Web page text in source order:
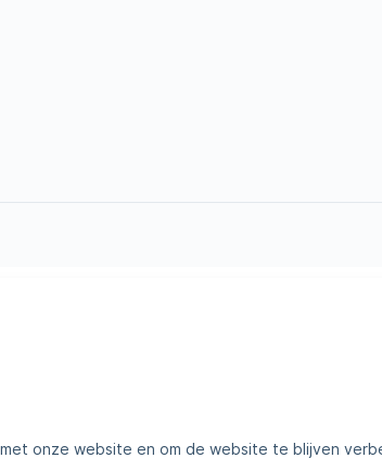
onze website en om de website te blijven